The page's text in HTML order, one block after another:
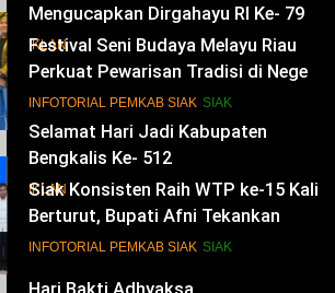
Mengucapkan Dirgahayu RI Ke- 79
IKLAN
Selamat Hari Jadi Kabupaten
Bengkalis Ke- 512
IKLAN
Festival Seni Budaya Melayu Riau
Perkuat Pewarisan Tradisi di Negeri
Istana
INFOTORIAL PEMKAB SIAK SIAK
Siak Konsisten Raih WTP ke-15 Kali
Berturut, Bupati Afni Tekankan
Penguatan Tata Kelola Keuangan
INFOTORIAL PEMKAB SIAK SIAK